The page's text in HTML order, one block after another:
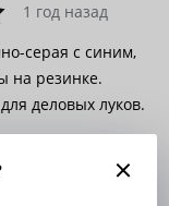
1 год назад
серая с синим,
на резинке.
деловых луков.